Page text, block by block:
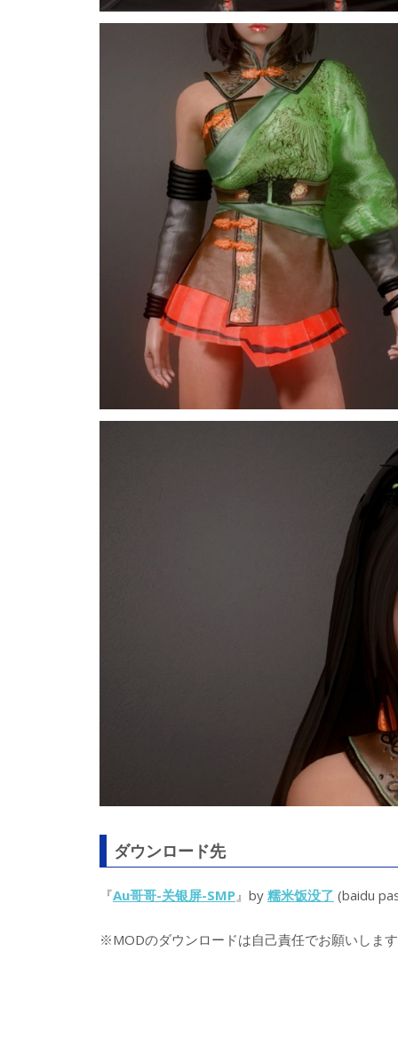
ダウンロード先
『Au哥哥-关银屏-SMP 』by 糯米饭没了 (baidu
※MODのダウンロードは自己責任でお願いします